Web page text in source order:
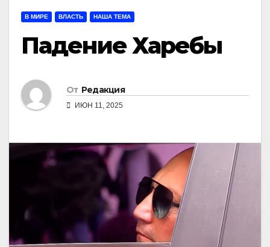
В МИРЕ ВЛАСТЬ НАША ТЕМА
Падение Харебы
От Редакция
ИЮН 11, 2025